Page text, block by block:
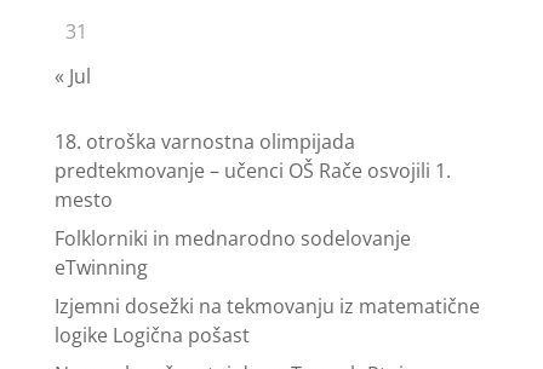
31
« Jul
18. otroška varnostna olimpijada
predtekmovanje – učenci OŠ Rače osvojili 1.
mesto
Folklorniki in mednarodno sodelovanje
eTwinning
Izjemni dosežki na tekmovanju iz matematične
logike Logična pošast